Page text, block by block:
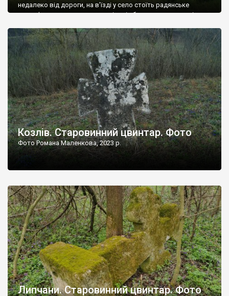
недалеко від дороги, на в’їзді у село стоїть радянське
рельєфне пано, яке показує жінку і яблуню, а трохи далі, десь
не видно, але видно дві стареньких колії у траві – […]
Козлів. Старовинний цвинтар. Фото
Фото Романа Маленкова, 2023 р.
Липчани. Старовинний цвинтар. Фото